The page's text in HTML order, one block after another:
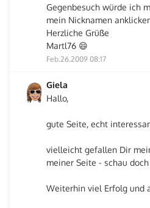
Gegenbesuch würde ich
mein Nicknamen
Herzliche Grüße
Martl76 😄
Feb.26.2009 08:17
Giela
Hallo,
gute Seite, echt
vielleicht gefallen Dir
meiner Seite - schau doch
Weiterhin viel Erfolg und